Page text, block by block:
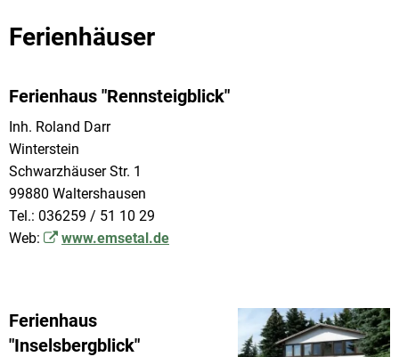
Ferienhäuser
Ferienhaus "Rennsteigblick"
Inh. Roland Darr
Winterstein
Schwarzhäuser Str. 1
99880 Waltershausen
Tel.: 036259 / 51 10 29
Web:
www.emsetal.de
Ferienhaus
"Inselsbergblick"